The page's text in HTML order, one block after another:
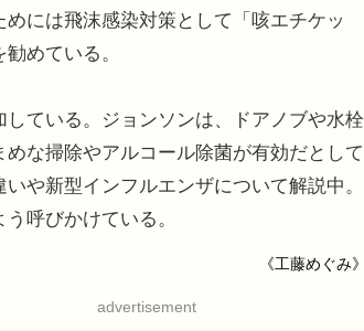
には飛沫感染対策として「咳エチケッ
めている。
ている。ジョンソンは、ドアノブや水栓
な掃除やアルコール除菌が有効だとして
や新型インフルエンザについて解説中。
呼びかけている。
《工藤めぐみ》
advertisement